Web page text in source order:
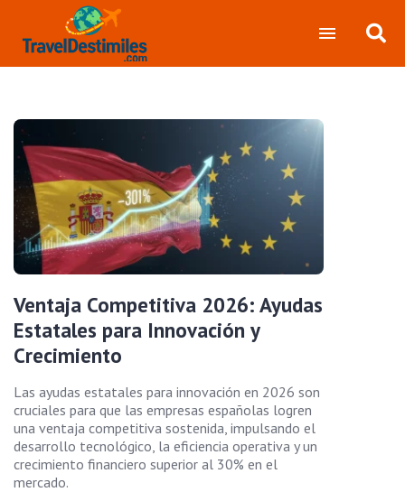
Ventaja Competitiva 2026: Ayudas
Estatales para Innovación y
Crecimiento
Las ayudas estatales para innovación en 2026 son
cruciales para que las empresas españolas logren
una ventaja competitiva sostenida, impulsando el
desarrollo tecnológico, la eficiencia operativa y un
crecimiento financiero superior al 30% en el
mercado.